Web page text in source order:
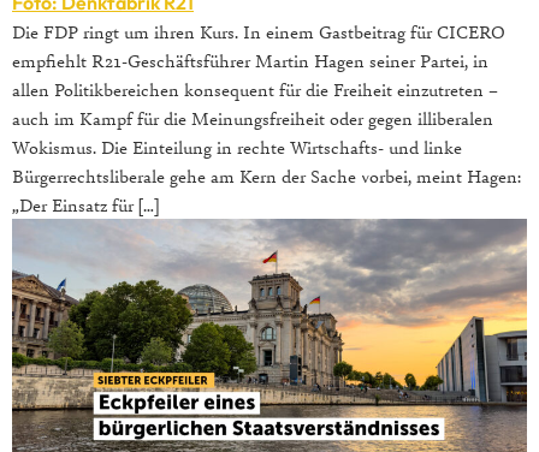
Die FDP ringt um ihren Kurs. In einem Gastbeitrag für CICERO
empfiehlt R21-Geschäftsführer Martin Hagen seiner Partei, in
allen Politikbereichen konsequent für die Freiheit einzutreten –
auch im Kampf für die Meinungsfreiheit oder gegen illiberalen
Wokismus. Die Einteilung in rechte Wirtschafts- und linke
Bürgerrechtsliberale gehe am Kern der Sache vorbei, meint Hagen:
„Der Einsatz für […]